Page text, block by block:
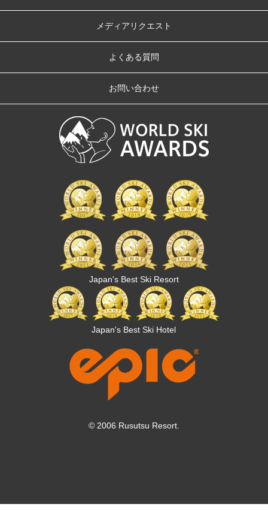
Japan's Best Ski Resort
Japan's Best Ski Hotel
メディアリクエスト
よくある質問
お問い合わせ
© 2006 Rusutsu Resort.